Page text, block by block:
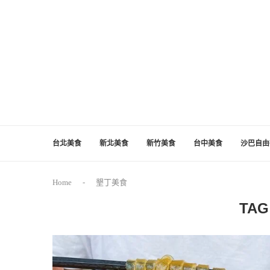
台北美食 新北美食 新竹美食 台中美食 沙巴自
Home - 墾丁美食